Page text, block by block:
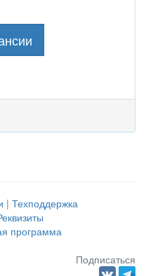
| Техподдержка
программа
Подписаться